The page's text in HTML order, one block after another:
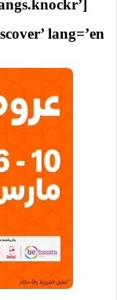
lang=’en’]